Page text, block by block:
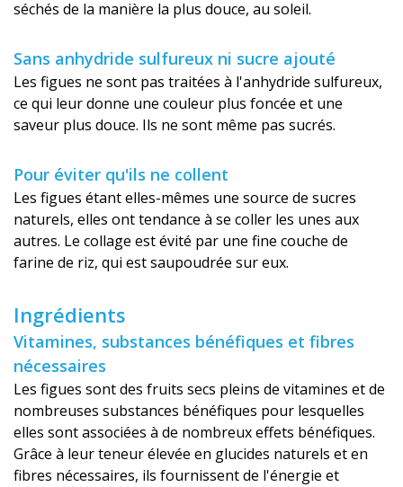
séchés de la manière la plus douce, au soleil.
Sans anhydride sulfureux ni sucre ajouté
Les figues ne sont pas traitées à l'anhydride sulfureux,
ce qui leur donne une couleur plus foncée et une
saveur plus douce. Ils ne sont même pas sucrés.
Pour éviter qu'ils ne collent
Les figues étant elles-mêmes une source de sucres
naturels, elles ont tendance à se coller les unes aux
autres. Le collage est évité par une fine couche de
farine de riz, qui est saupoudrée sur eux.
Ingrédients
Vitamines, substances bénéfiques et fibres
nécessaires
Les figues sont des fruits secs pleins de vitamines et de
nombreuses substances bénéfiques pour lesquelles
elles sont associées à de nombreux effets bénéfiques.
Grâce à leur teneur élevée en glucides naturels et en
fibres nécessaires, ils fournissent de l'énergie et